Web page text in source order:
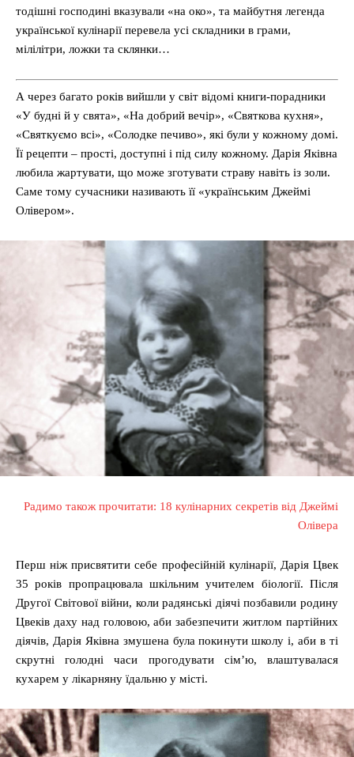
тодішні господині вказували «на око», та майбутня легенда
української кулінарії перевела усі складники в грами,
мілілітри, ложки та склянки…
А через багато років вийшли у світ відомі книги-порадники
«У будні й у свята», «На добрий вечір», «Святкова кухня»,
«Святкуємо всі», «Солодке печиво», які були у кожному домі.
Її рецепти – прості, доступні і під силу кожному. Дарія Яківна
любила жартувати, що може зготувати страву навіть із золи.
Саме тому сучасники називають її «українським Джеймі
Олівером».
Радимо також прочитати: 18 кулінарних секретів від Джеймі
Олівера
Перш ніж присвятити себе професійній кулінарії, Дарія Цвек
35 років пропрацювала шкільним учителем біології. Після
Другої Світової війни, коли радянські діячі позбавили родину
Цвеків даху над головою, аби забезпечити житлом партійних
діячів, Дарія Яківна змушена була покинути школу і, аби в ті
скрутні голодні часи прогодувати сім’ю, влаштувалася
кухарем у лікарняну їдальню у місті.